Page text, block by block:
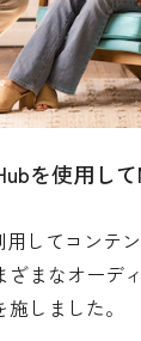
を使用して
してコンテン
ざまなオーデ
しました。